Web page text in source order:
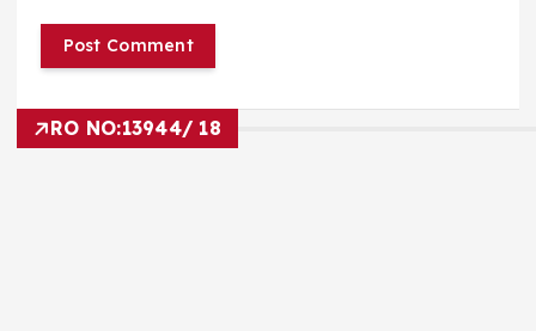
RO NO:13944/ 18